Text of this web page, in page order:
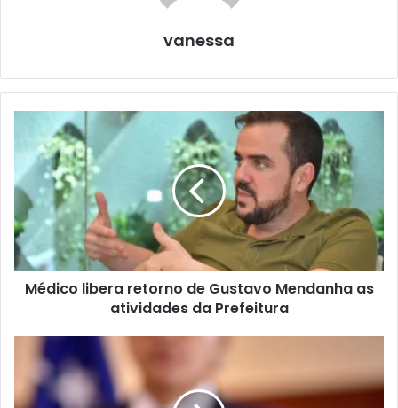
vanessa
Médico libera retorno de Gustavo Mendanha as
atividades da Prefeitura